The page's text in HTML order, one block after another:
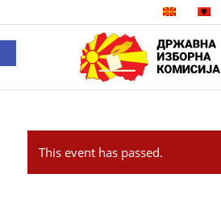
This event has passed.
Open toolbar